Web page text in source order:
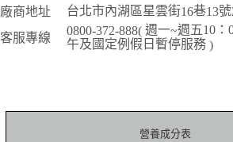
廠商地址
台北市內湖區星雲街16巷13號
客服專線
0800-372-888( 週一~週五10：
午及國定例假日暫停服務 )
營養成分表